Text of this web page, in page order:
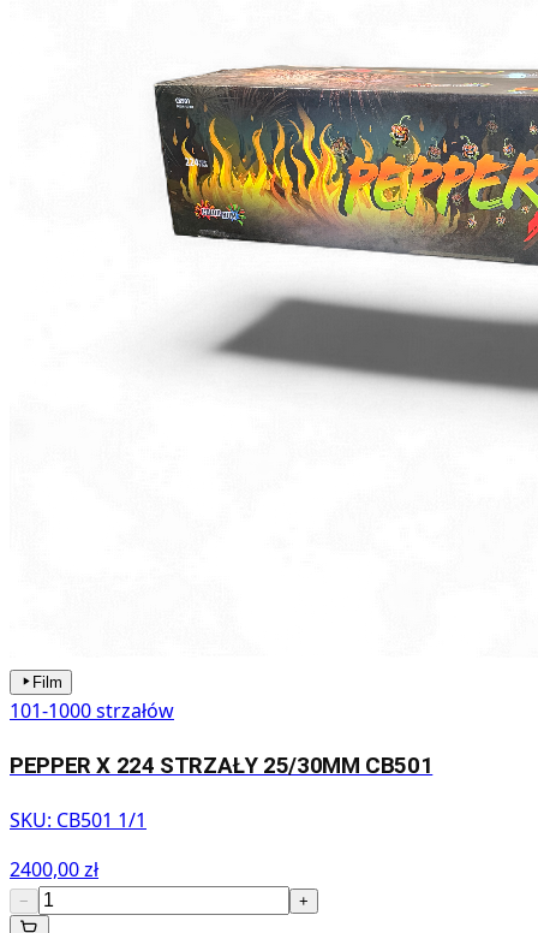
Film
101-1000 strzałów
PEPPER X 224 STRZAŁY 25/30MM CB501
SKU: CB501 1/1
2400,00 zł
− +